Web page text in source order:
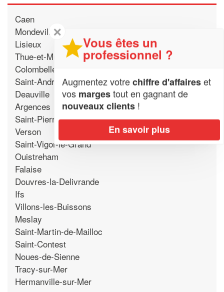
Caen
Mondeville
Lisieux
Thue-et-Mue
Colombelles
Saint-Andre-sur-Orne
Deauville
Argences
Saint-Pierre-en-Auge
Verson
Saint-Vigor-le-Grand
Ouistreham
Falaise
Douvres-la-Delivrande
Ifs
Villons-les-Buissons
Meslay
Saint-Martin-de-Mailloc
Saint-Contest
Noues-de-Sienne
Tracy-sur-Mer
Hermanville-sur-Mer
✕
Vous êtes un
professionnel ?
Augmentez votrechiffre d'affaireset
vos margestout en gagnant de
nouveaux clients !
En savoir plus